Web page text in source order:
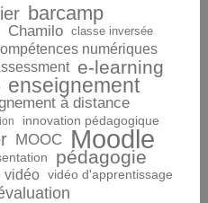
barcamp
Chamilo classe inversée
numériques
e-learning
enseignement
à distance
innovation pédagogique
MOOC Moodle
pédagogie
vidéo
vidéo d'apprentissage